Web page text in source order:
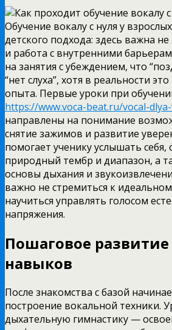
Обучение вокалу с нуля у
детского подхода: здесь важна
и работа с внутренними
на занятия с убеждением, что
“нет слуха”, хотя в реальности
опыта. Первые уроки при
https://www.voca-beat.ru/vocal-
направлены на понимание
снятие зажимов и развитие
помогает ученику услышать себя,
природный тембр и диапазон, а
основы дыхания и
важно не стремиться к
научиться управлять голосом
напряжения.
Пошаговое
навыков
После знакомства с базой
построение вокальной техники.
дыхательную гимнастику —